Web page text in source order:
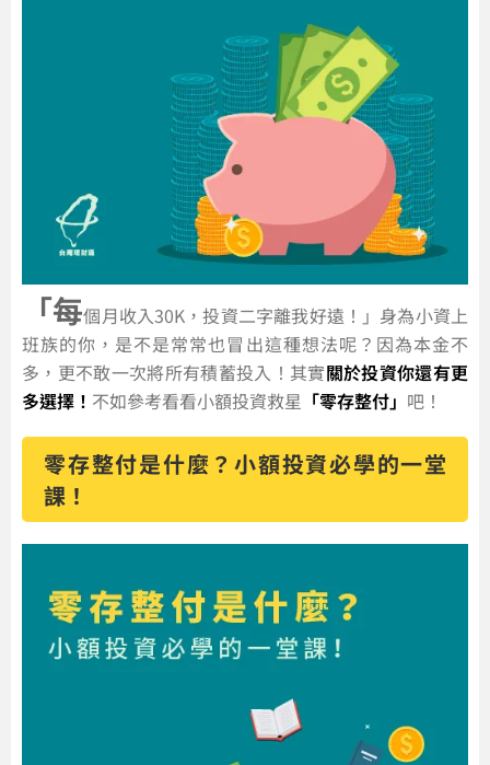
「每個月收入30K，投資二字離我好遠！」身為小資上
班族的你，是不是常常也冒出這種想法呢？因為本金不
多，更不敢一次將所有積蓄投入！其實關於投資你還有更
多選擇！ 不如參考看看小額投資救星 「零存整付」 吧！
零存整付是什麼？小額投資必學的一堂
課！